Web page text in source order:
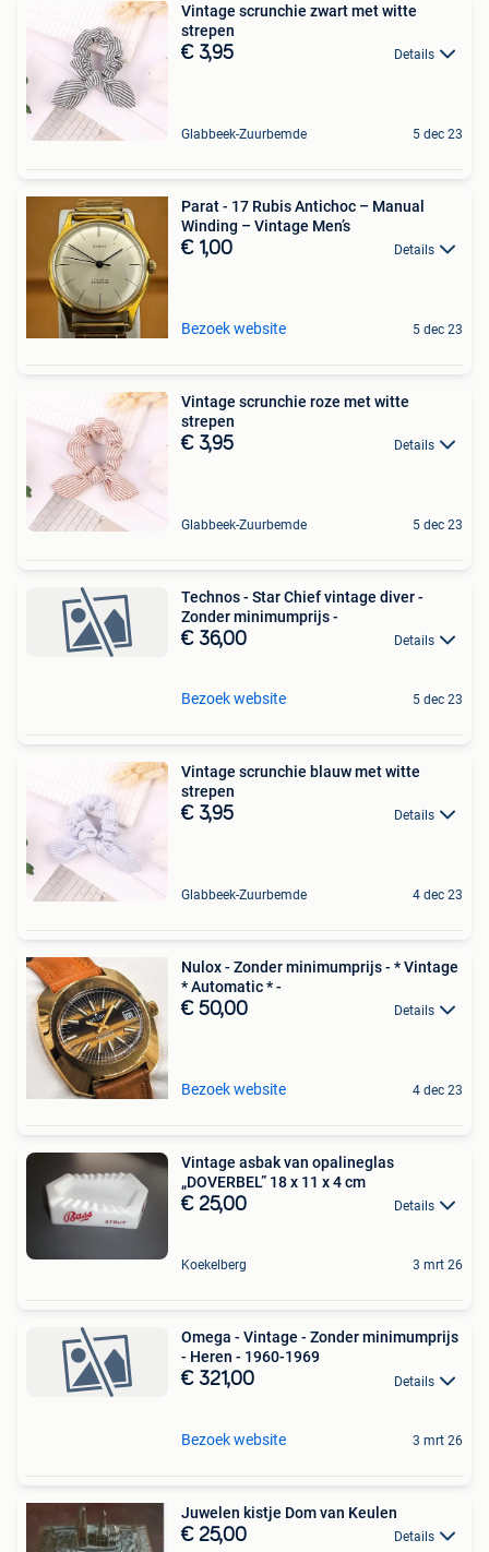
Vintage scrunchie zwart met witte
strepen
€ 3,95 Details
Glabbeek-Zuurbemde 5 dec 23
Parat - 17 Rubis Antichoc – Manual
Winding – Vintage Men’s
€ 1,00 Details
Bezoek website 5 dec 23
Vintage scrunchie roze met witte
strepen
€ 3,95 Details
Glabbeek-Zuurbemde 5 dec 23
Technos - Star Chief vintage diver -
Zonder minimumprijs -
€ 36,00 Details
Bezoek website 5 dec 23
Vintage scrunchie blauw met witte
strepen
€ 3,95 Details
Glabbeek-Zuurbemde 4 dec 23
Nulox - Zonder minimumprijs - * Vintage
* Automatic * -
€ 50,00 Details
Bezoek website 4 dec 23
Vintage asbak van opalineglas
„DOVERBEL” 18 x 11 x 4 cm
€ 25,00 Details
Koekelberg 3 mrt 26
Omega - Vintage - Zonder minimumprijs
- Heren - 1960-1969
€ 321,00 Details
Bezoek website 3 mrt 26
Juwelen kistje Dom van Keulen
€ 25,00 Details